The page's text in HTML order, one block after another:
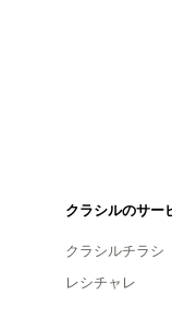
クラシルのサー
クラシルチラシ
レシチャレ